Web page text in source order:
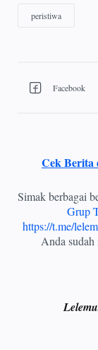
Cek Berita
Simak berbagai
Grup
https://t.me/
Anda